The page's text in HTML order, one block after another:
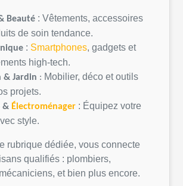
Beauté : Vêtements, accessoires
de soin tendance.
: Smartphones, gadgets et
high-tech.
& Jardin : Mobilier, déco etoutils
projets.
& Électroménager : Équipez votre
style.
rubrique dédiée, vous connecte
qualifiés : plombiers,
mécaniciens, et bien plus encore.